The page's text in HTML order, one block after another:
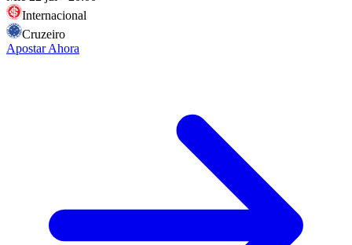
Internacional
Cruzeiro
Apostar Ahora